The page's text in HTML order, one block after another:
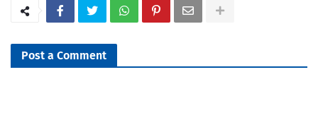
Post a Comment